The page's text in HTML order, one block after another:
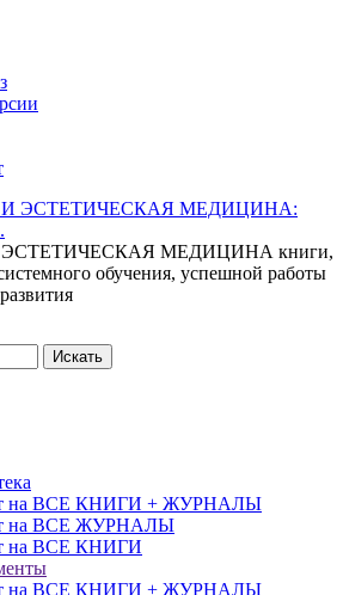
МЕДИЦИНА книги,
обучения, успешной работы
на ВСЕ КНИГИ + ЖУРНАЛЫ
на ВСЕ ЖУРНАЛЫ
на ВСЕ КНИГИ
на ВСЕ КНИГИ + ЖУРНАЛЫ